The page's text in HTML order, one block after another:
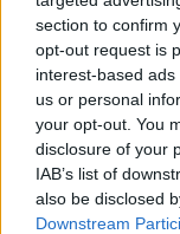
section to confirm
opt-out request is
interest-based
us or personal
your opt-out. You
disclosure of your
IAB’s list of
also be disclosed
Downstream
Gli azzurri a
Pirlo si
27/06/2010
Francesco
della